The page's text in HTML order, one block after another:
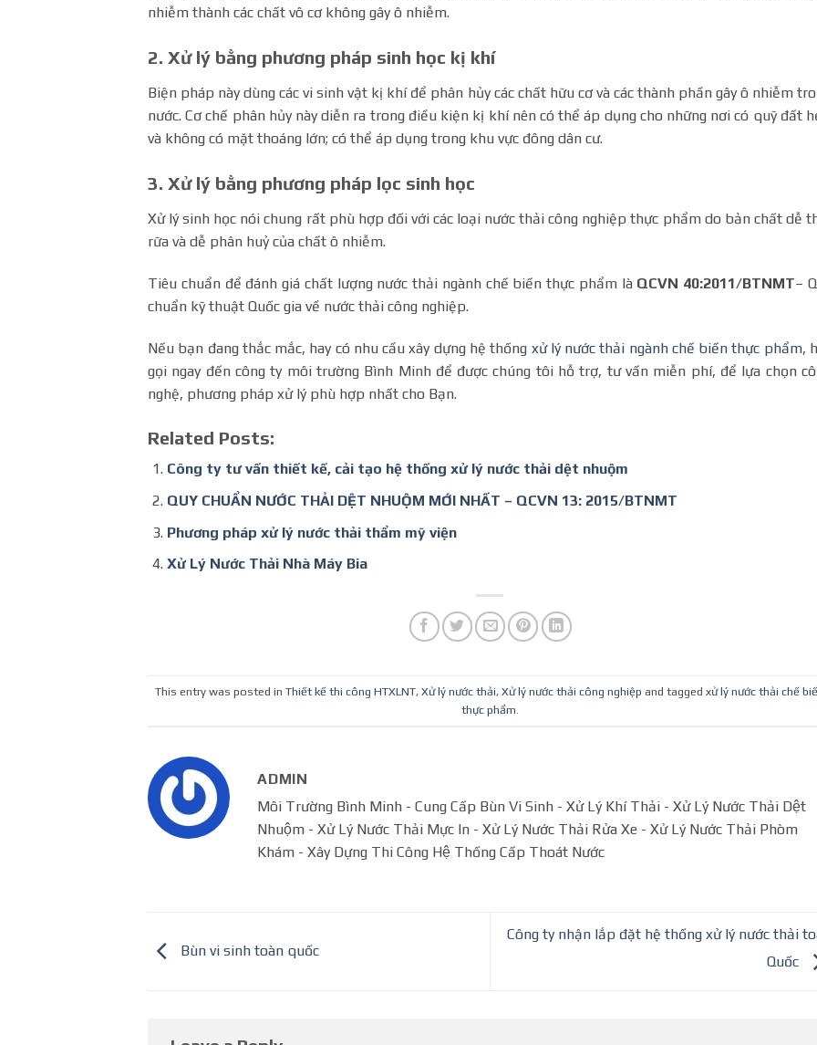
nhiễm thành các chất vô cơ không gây ô nhiễm.
2. Xử lý bằng phương pháp sinh học kị khí
Biện pháp này dùng các vi sinh vật kị khí để phân hủy các chất hữu cơ và các thành phần gây ô nhiễm
nước. Cơ chế phân hủy này diễn ra trong điều kiện kị khí nên có thể áp dụng cho những nơi có quỹ đất
và không có mặt thoáng lớn; có thể áp dụng trong khu vực đông dân cư.
3. Xử lý bằng phương pháp lọc sinh học
Xử lý sinh học nói chung rất phù hợp đối với các loại nước thải công nghiệp thực phẩm do bản chất dễ
rữa và dễ phân huỷ của chất ô nhiễm.
Tiêu chuẩn để đánh giá chất lượng nước thải ngành chế biến thực phẩm là QCVN 40:2011/BTNMT–
chuẩn kỹ thuật Quốc gia về nước thải công nghiệp.
Nếu bạn đang thắc mắc, hay có nhu cầu xây dựng hệ thống xử lý nước thải ngành chế biến thực phẩm,
gọi ngay đến công ty môi trường Bình Minh để được chúng tôi hỗ trợ, tư vấn miễn phí, để lựa chọn
nghệ, phương pháp xử lý phù hợp nhất cho Bạn.
Related Posts:
Công ty tư vấn thiết kế, cải tạo hệ thống xử lý nước thải dệt nhuộm
QUY CHUẨN NƯỚC THẢI DỆT NHUỘM MỚI NHẤT – QCVN 13: 2015/BTNMT
Phương pháp xử lý nước thải thẩm mỹ viện
Xử Lý Nước Thải Nhà Máy Bia
This entry was posted in Thiết kế thi công HTXLNT, Xử lý nước thải, Xử lý nước thải công nghiệp and tagged xử lý nước thải chế
thực phẩm
ADMIN
Môi Trường Bình Minh - Cung Cấp Bùn Vi Sinh - Xử Lý Khí Thải - Xử Lý Nước Thải Dệt
Nhuộm - Xử Lý Nước Thải Mực In - Xử Lý Nước Thải Rửa Xe - Xử Lý Nước Thải Phòm
Khám - Xây Dựng Thi Công Hệ Thống Cấp Thoát Nước
Bùn vi sinh toàn quốc
Công ty nhận lắp đặt hệ thống xử lý nước thải
Quốc